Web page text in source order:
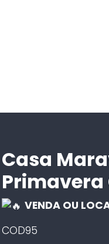
Casa
Primavera
VENDA OU
COD95